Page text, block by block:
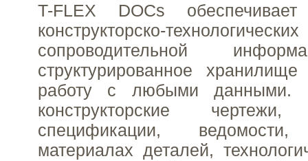
T-FLEX DOCs
конструкторско-
сопроводительной
структурированное
работу с любыми данными.
конструкторские
спецификации,
материалах деталей,